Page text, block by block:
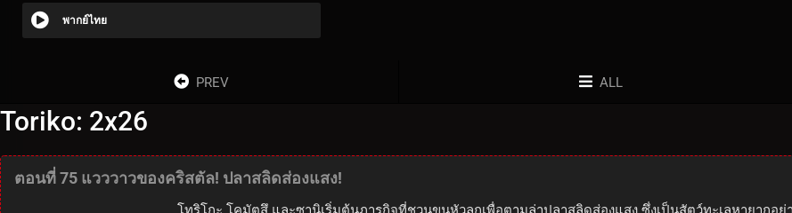
พากย์ไทย
PREV ALL
Toriko: 2x26
ตอนที่ 75 แวววาวของคริสตัล! ปลาสลิดส่องแสง!